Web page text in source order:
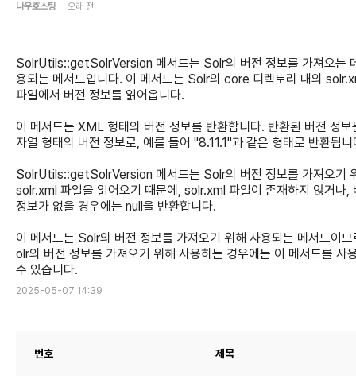
나우호스팅 오래 전
SolrUtils::getSolrVersion 메서드는 Solr의 버전 정보를 가져오는
용되는 메서드입니다. 이 메서드는 Solr의 core 디렉토리 내의
파일에서 버전 정보를 읽어옵니다.
이 메서드는 XML 형태의 버전 정보를 반환합니다. 반환된 버전 정보
자열 형태의 버전 정보로, 예를 들어 "8.11.1"과 같은 형태로 반환됩니
SolrUtils::getSolrVersion 메서드는 Solr의 버전 정보를 가져오기
solr.xml 파일을 읽어오기 때문에, solr.xml 파일이 존재하지 않거나,
정보가 없을 경우에는 null을 반환합니다.
이 메서드는 Solr의 버전 정보를 가져오기 위해 사용되는 메서드이
olr의 버전 정보를 가져오기 위해 사용하는 경우에는 이 메서드를 사
수 있습니다.
2025-05-07 14:39
번호 제목